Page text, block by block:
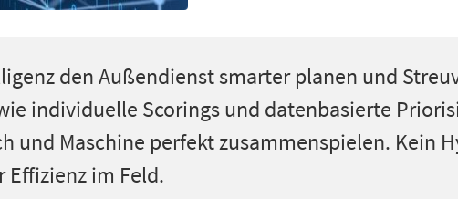
den Außendienst smarter planen und
individuelle Scorings und datenbasierte
und Maschine perfekt zusammenspielen. Kein
Effizienz im Feld.